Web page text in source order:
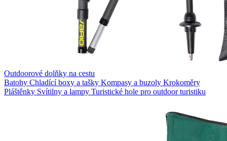
Outdoorové dolňky na cestu
Batohy Chladící boxy a tašky Kompasy a buzoly Krokoměry
Pláštěnky Svítilny a lampy Turistické hole pro outdoor turistiku